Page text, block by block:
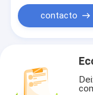
contacto